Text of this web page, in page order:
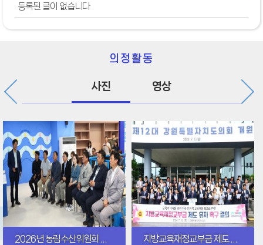
등록된 글이 없습니다
의정활동
사진 영상